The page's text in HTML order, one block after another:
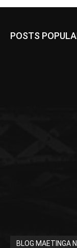
POSTS
BLOG MAETINGA